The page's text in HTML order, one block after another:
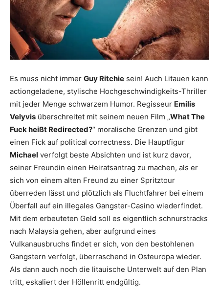
Es muss nicht immer Guy Ritchie sein! Auch Litauen kann
actiongeladene, stylische Hochgeschwindigkeits-Thriller
mit jeder Menge schwarzem Humor. Regisseur Emilis
Velyvis überschreitet mit seinem neuen Film „What The
Fuck heißt Redirected?“ moralische Grenzen und gibt
einen Fick auf political correctness. Die Hauptfigur
Michael verfolgt beste Absichten und ist kurz davor,
seiner Freundin einen Heiratsantrag zu machen, als er
sich von einem alten Freund zu einer Spritztour
überreden lässt und plötzlich als Fluchtfahrer bei einem
Überfall auf ein illegales Gangster-Casino wiederfindet.
Mit dem erbeuteten Geld soll es eigentlich schnurstracks
nach Malaysia gehen, aber aufgrund eines
Vulkanausbruchs findet er sich, von den bestohlenen
Gangstern verfolgt, überraschend in Osteuropa wieder.
Als dann auch noch die litauische Unterwelt auf den Plan
tritt, eskaliert der Höllenritt endgültig.